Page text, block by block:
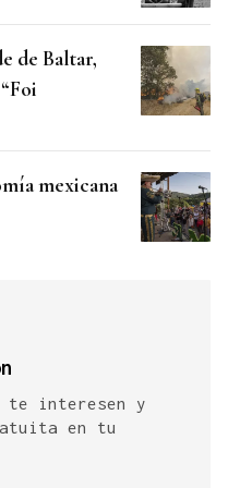
de Baltar,
mexicana
te interesen y
en tu